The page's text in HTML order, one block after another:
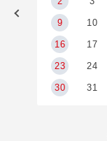
9 10
16 17
23 24
30 31